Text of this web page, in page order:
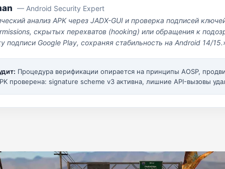
— Android Security Expert
анализ APK через JADX-GUI и проверка подписей
скрытых перехватов (hooking) или обращения к
подписи Google Play, сохраняя стабильность на Android 14/
Процедура верификации опирается на принципы AOSP,
проверена: signature scheme v3 активна, лишние API-вызовы